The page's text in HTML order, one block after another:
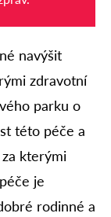
navýšit
zdravotní
parku o
této péče a
kterými
je
rodinné a